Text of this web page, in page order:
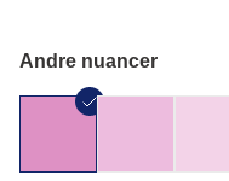
Andre nuancer